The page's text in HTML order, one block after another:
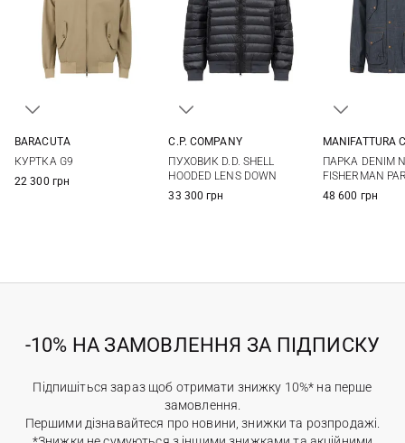
BARACUTA
КУРТКА G9
22 300 грн
XXL
C.P. COMPANY
ПУХОВИК D.D. SHELL
HOODED LENS DOWN
33 300 грн
48
MANIFATTURA
ПАРКА DENIM
FISHERMAN
48 600 грн
-10% НА ЗАМОВЛЕННЯ ЗА ПІДПИСКУ
Підпишіться зараз щоб отримати знижку 10%* на перше
замовлення.
Першими дізнавайтеся про новини, знижки та розпродажі.